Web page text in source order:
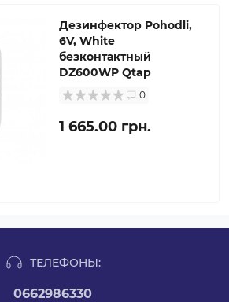
Дезинфектор Pohodli,
6V, White
безконтактный
DZ600WP Qtap
0
1 665.00 грн.
ТЕЛЕФОНЫ:
0662986330